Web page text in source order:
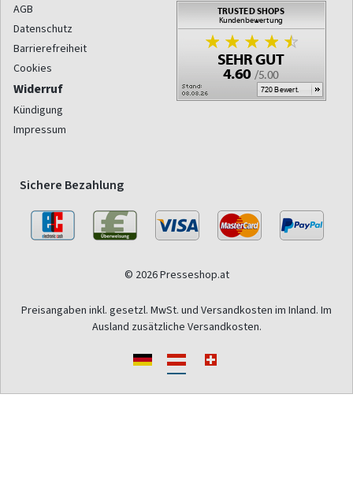
AGB
Datenschutz
Barrierefreiheit
Cookies
Widerruf
Kündigung
Impressum
Sichere Bezahlung
© 2026 Presseshop.at
Preisangaben inkl. gesetzl. MwSt. und Versandkosten im Inland. Im
Ausland zusätzliche Versandkosten.